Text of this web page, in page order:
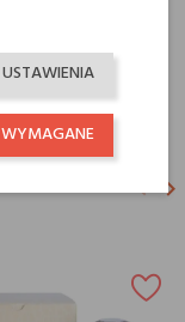
KUPILIkeyboard_arrow_leftkeyboard_arrow_right
USTAWIENIA